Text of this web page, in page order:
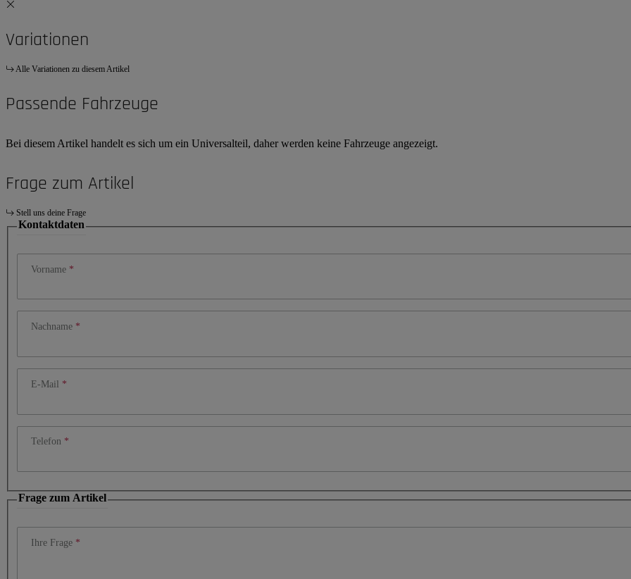
Variationen
Alle Variationen zu diesem Artikel
Passende Fahrzeuge
Bei diesem Artikel handelt es sich um ein Universalteil, daher werden keine Fahrzeuge angezeigt.
Frage zum Artikel
Stell uns deine Frage
Kontaktdaten
Vorname
Nachname
E-Mail
Telefon
Frage zum Artikel
Ihre Frage